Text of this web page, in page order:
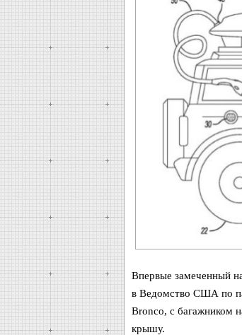
Впервые замеченный
в Ведомство США по
Bronco, с багажником
крышу.